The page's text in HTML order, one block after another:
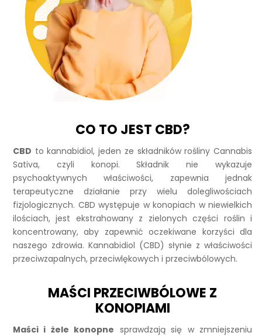
CO TO JEST CBD?
CBD to kannabidiol, jeden ze składników rośliny Cannabis
Sativa, czyli konopi. Składnik nie wykazuje
psychoaktywnych właściwości, zapewnia jednak
terapeutyczne działanie przy wielu dolegliwościach
fizjologicznych. CBD występuje w konopiach w niewielkich
ilościach, jest ekstrahowany z zielonych części roślin i
koncentrowany, aby zapewnić oczekiwane korzyści dla
naszego zdrowia. Kannabidiol (CBD) słynie z właściwości
przeciwzapalnych, przeciwlękowych i przeciwbólowych.
MAŚCI PRZECIWBÓLOWE Z
KONOPIAMI
Maści i żele konopne sprawdzają się w zmniejszeniu